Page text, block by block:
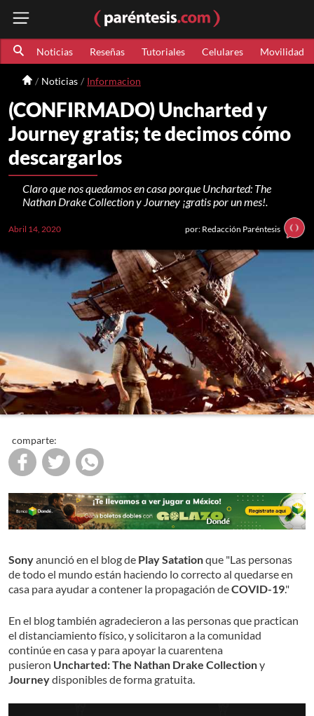
Noticias Reseñas Tutoriales Celulares Movilidad
Noticias Informacion
(CONFIRMADO) Uncharted y
Journey gratis; te decimos cómo
descargarlos
Claro que nos quedamos en casa porque Uncharted: The
Nathan Drake Collection y Journey ¡gratis por un mes!.
Abril 14, 2020 por: Redacción Paréntesis
comparte:
Sonyanunció en el blog de Play Satationque "Las personas
de todo el mundo están haciendo lo correcto al quedarse en
casa para ayudar a contener la propagación deCOVID-19."
En el blog también agradecieron a las personas que practican
el distanciamiento físico, y solicitaron a la comunidad
continúe en casa y para apoyar la cuarentena
pusieron Uncharted: The Nathan Drake Collectiony
Journeydisponibles de forma gratuita.